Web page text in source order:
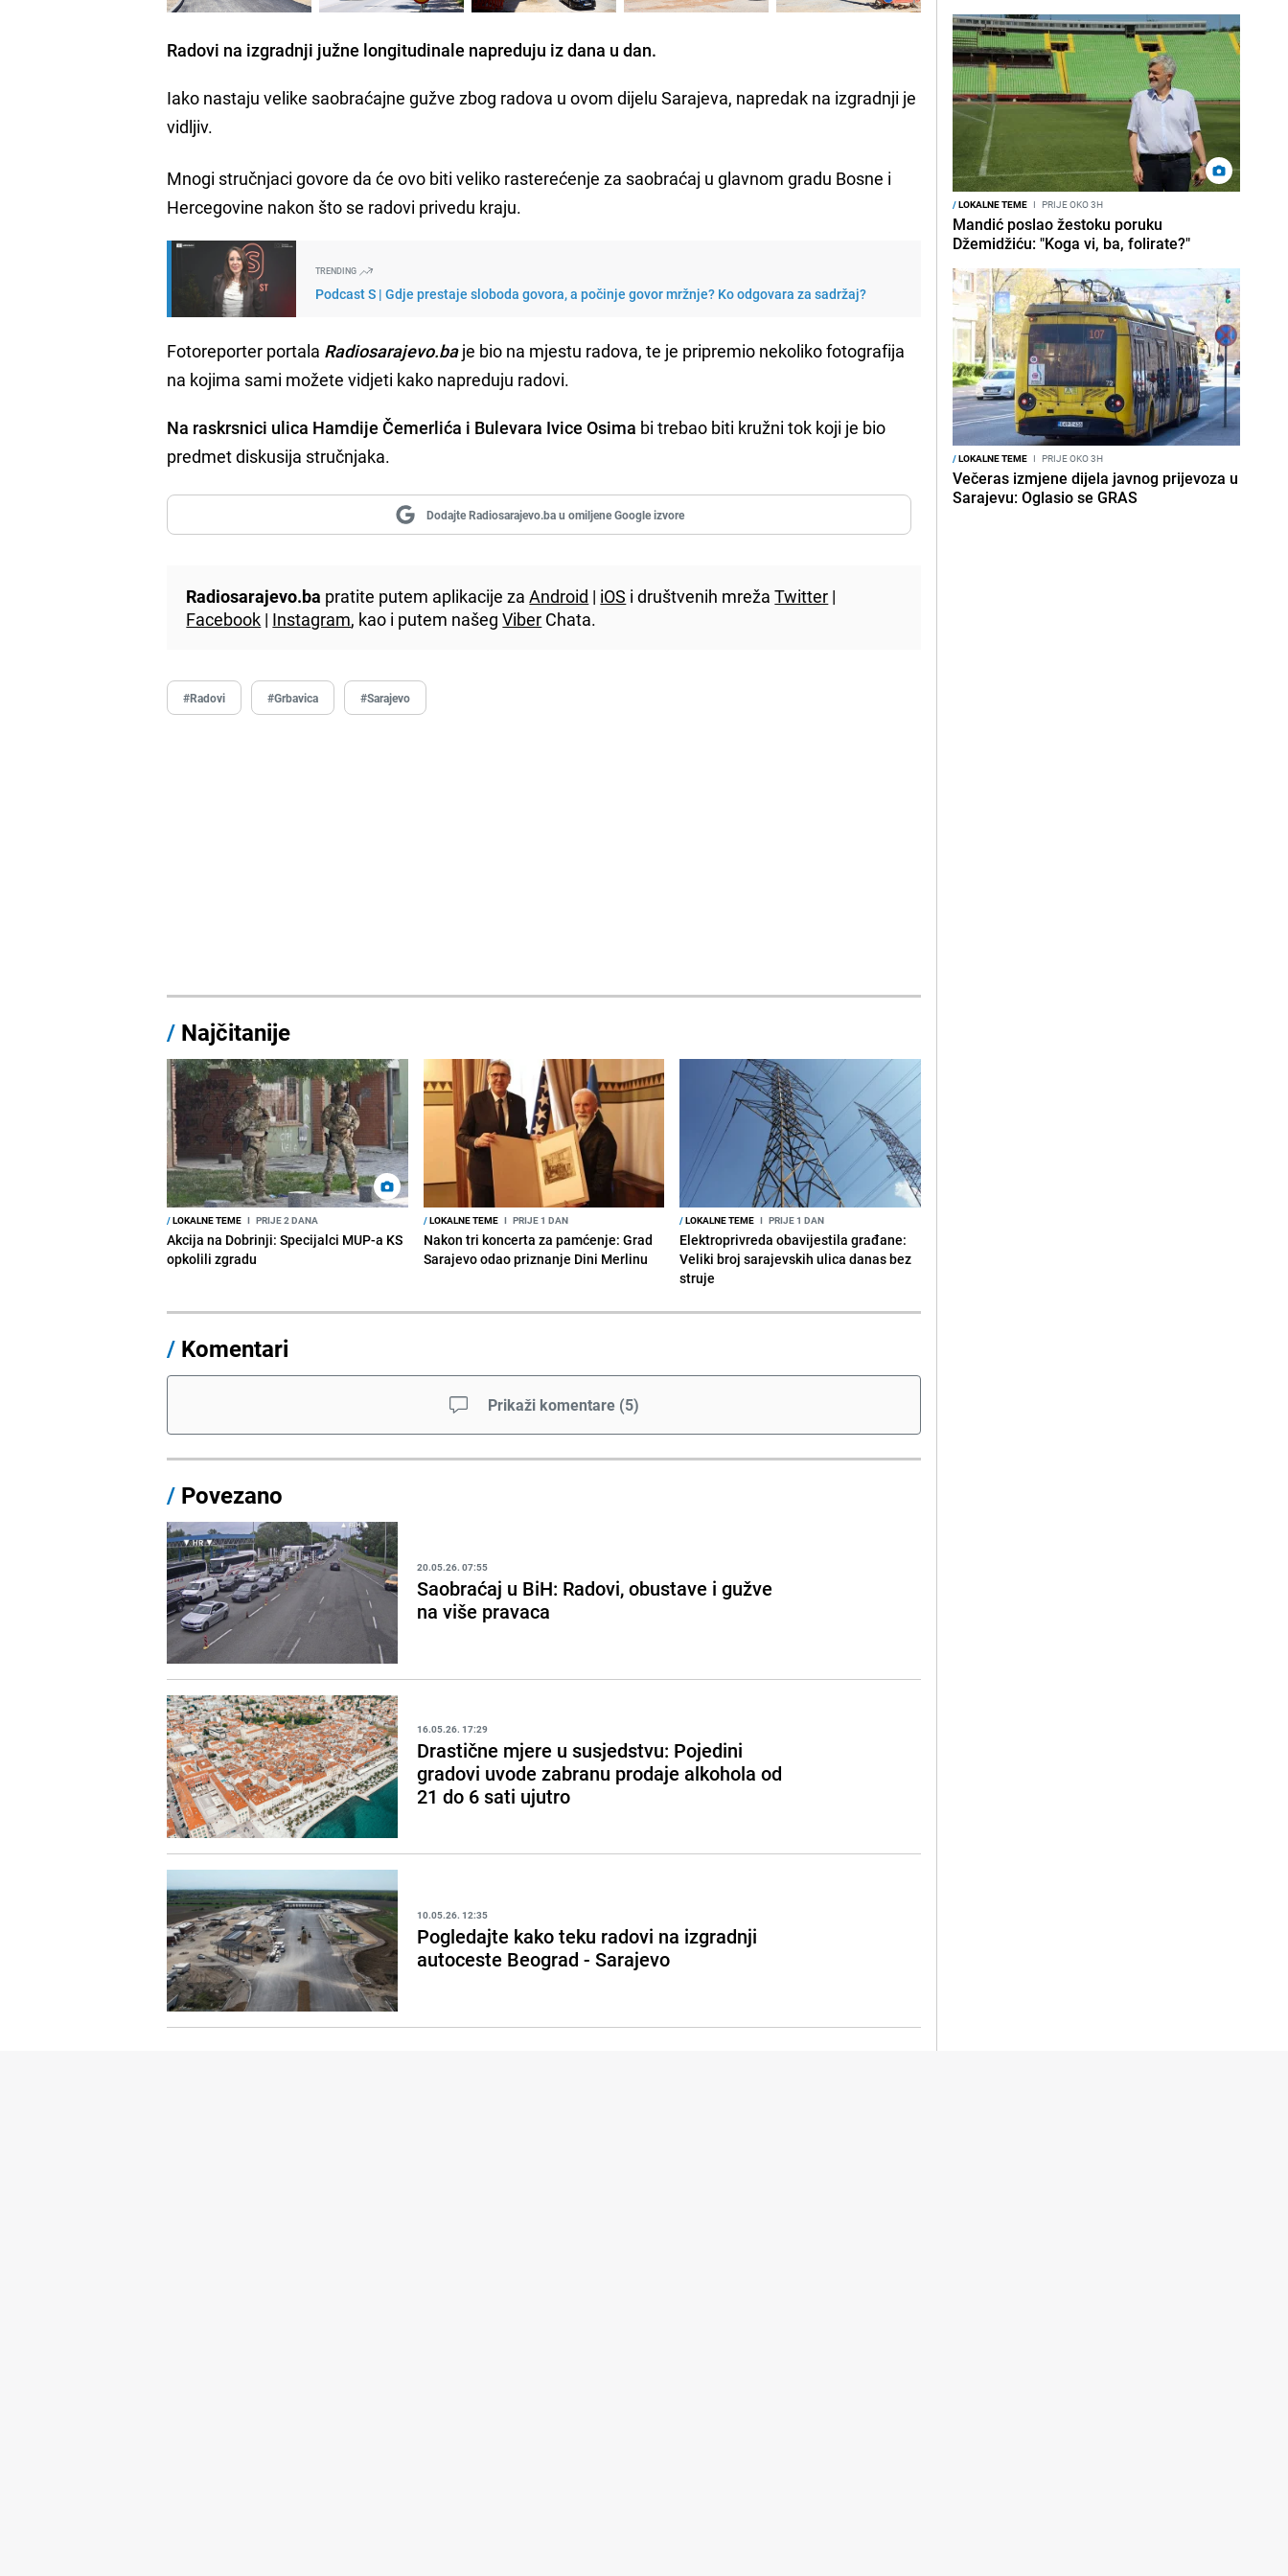
Radovi na izgradnji južne longitudinale napreduju iz dana u dan.
Iako nastaju velike saobraćajne gužve zbog radova u ovom dijelu Sarajeva, napredak na izgradnji je
vidljiv.
Mnogi stručnjaci govore da će ovo biti veliko rasterećenje za saobraćaj u glavnom gradu Bosne i
Hercegovine nakon što se radovi privedu kraju.
TRENDING
Podcast S | Gdje prestaje sloboda govora, a počinje govor mržnje? Ko odgovara za sadržaj?
Fotoreporter portala Radiosarajevo.baje bio na mjestu radova, te je pripremio nekoliko fotografija
na kojima sami možete vidjeti kako napreduju radovi.
Na raskrsnici ulica Hamdije Čemerlića i Bulevara Ivice Osima bi trebao biti kružni tok koji je bio
predmet diskusija stručnjaka.
Dodajte Radiosarajevo.ba u omiljene Google izvore
Radiosarajevo.ba pratite putem aplikacije zaAndroid | iOS i društvenih mrežaTwitter |
Facebook | Instagram, kao i putem našegViber Chata.
#Radovi #Grbavica #Sarajevo
/ Najčitanije
/LOKALNE TEME I PRIJE 2 DANA
Akcija na Dobrinji: Specijalci MUP-a KS
opkolili zgradu
/LOKALNE TEME I PRIJE 1 DAN
Nakon tri koncerta za pamćenje: Grad
Sarajevo odao priznanje Dini Merlinu
/LOKALNE TEME I PRIJE 1 DAN
Elektroprivreda obavijestila građane:
Veliki broj sarajevskih ulica danas bez
struje
/ Komentari
Prikaži komentare (5)
/ Povezano
20.05.26. 07:55
Saobraćaj u BiH: Radovi, obustave i gužve
na više pravaca
16.05.26. 17:29
Drastične mjere u susjedstvu: Pojedini
gradovi uvode zabranu prodaje alkohola od
21 do 6 sati ujutro
10.05.26. 12:35
Pogledajte kako teku radovi na izgradnji
autoceste Beograd - Sarajevo
/LOKALNE TEME I PRIJE OKO 3H
Mandić poslao žestoku poruku
Džemidžiću: "Koga vi, ba, folirate?"
/LOKALNE TEME I PRIJE OKO 3H
Večeras izmjene dijela javnog prijevoza u
Sarajevu: Oglasio se GRAS